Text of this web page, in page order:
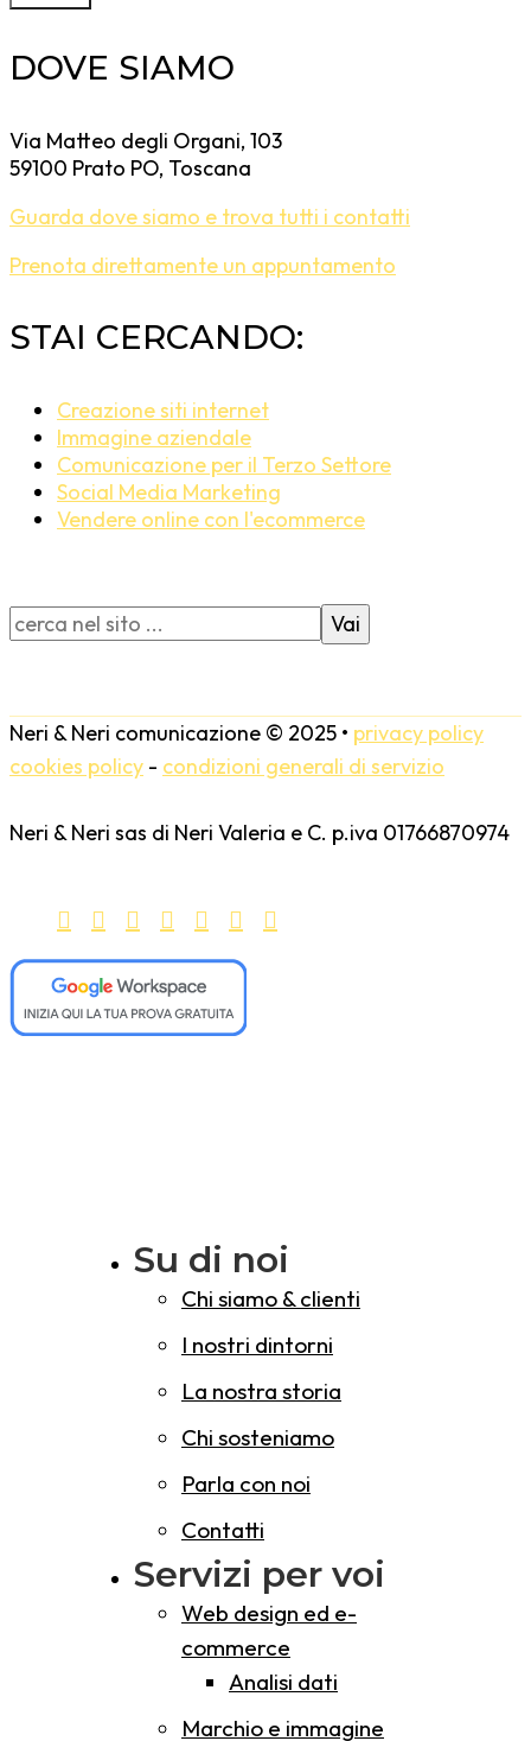
DOVE SIAMO
Via Matteo degli Organi, 103
59100 Prato PO, Toscana
Guarda dove siamo e trova tutti i contatti
Prenota direttamente un appuntamento
STAI CERCANDO:
Creazione siti internet
Immagine aziendale
Comunicazione per il Terzo Settore
Social Media Marketing
Vendere online con l'ecommerce
Vai
Neri & Neri comunicazione © 2025 • privacy policy
cookies policy - condizioni generali di servizio
Neri & Neri sas di Neri Valeria e C. p.iva 01766870974
Su di noi
Chi siamo & clienti
I nostri dintorni
La nostra storia
Chi sosteniamo
Parla con noi
Contatti
Servizi per voi
Web design ed e-
commerce
Analisi dati
Marchio e immagine